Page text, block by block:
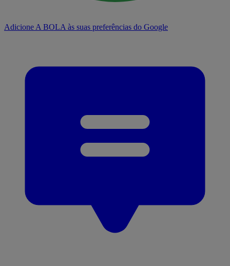
Adicione A BOLA às suas preferências do Google